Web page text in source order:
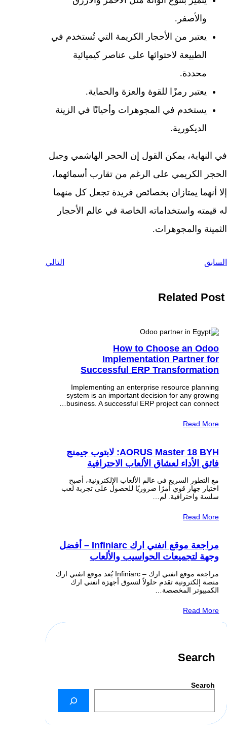
والأصفر.
يعتبر من الأحجار الكريمة التي تُستخدم في
الطبيعة لاحتوائها على عناصر كيميائية
محددة.
يعتبر رمزًا للقوة والعزة والحماية.
يستخدم في المجوهرات وأحيانًا في الزينة
الديكورية.
في النهاية، يمكن القول إن الحجر الهاشمي وجبل
الحجر الكريمي على الرغم من تقارب أسمائهما،
إلا أنهما يمتازان بخصائص فريدة تجعل كل منهما
له قيمته واستخداماته الخاصة في عالم الأحجار
الثمينة والمجوهرات.
السابق التالي
Related Post
How to Choose an Odoo
Implementation Partner for
Successful ERP Transformation
Implementing an enterprise resource planning
system is an important decision for any growing
business. A successful ERP project can connect…
Read More
AORUS Master 18 BYH: لابتوب جيمنج
فائق الأداء لعشاق الألعاب الاحترافية
مع التطور السريع في عالم الألعاب الإلكترونية، أصبح
اختيار جهاز قوي أمرًا ضروريًا للحصول على تجربة لعب
سلسة واحترافية. لم…
Read More
مراجعة موقع انفني ارك Infiniarc – أفضل
وجهة لتجميعات الحواسيب والألعاب
مراجعة موقع انفني ارك – Infiniarc يُعد موقع انفني ارك
منصة إلكترونية تقدم حلولاً لتسوق أجهزة انفني ارك
الكمبيوتر المخصصة…
Read More
Search
Search